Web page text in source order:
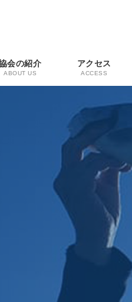
会の紹介
ABOUT US
アクセス
ACCESS